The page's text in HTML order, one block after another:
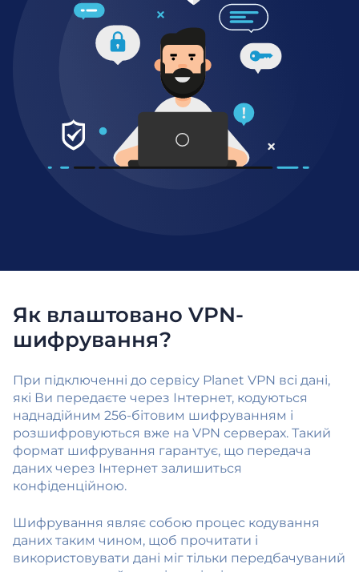
Як влаштовано VPN-
шифрування?
При підключенні до сервісу Planet VPN всі дані,
які Ви передаєте через Інтернет, кодуються
наднадійним 256-бітовим шифруванням і
розшифровуються вже на VPN серверах. Такий
формат шифрування гарантує, що передача
даних через Інтернет залишиться
конфіденційною.
Шифрування являє собою процес кодування
даних таким чином, щоб прочитати і
використовувати дані міг тільки передбачуваний